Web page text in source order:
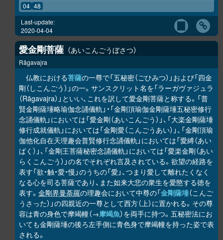
04 48
Last-update:
2020-04-04
愛金剛菩薩 あいこんごうぼさつ
Rāgavajra
仏教における菩薩の一尊で「五秘密（ごひみつ）」および「四金
剛（しこんごう）」の一。サンスクリット名を「ラーガヴァジュラ
（Rāgavajra）」といい、これを訳して愛金剛菩薩と称する。「普
賢金剛薩埵略瑜伽念誦儀軌」・「金剛頂瑜伽金剛薩埵五秘密修行
念誦儀軌」においては「愛金剛（あいこんごう）」、「大楽金剛薩埵
修行成就儀軌」においては「金剛愛（こんごうあい）」、「金剛頂瑜
伽他化自在天理趣会普賢修行念誦儀軌」においては「愛縛（あい
ばく）」、「金剛王菩薩秘密念誦儀軌」においては「愛楽金剛（あい
らくこんごう）」の名でそれぞれ言及されている。欲望の経路を
表す「欲・触・愛・慢」のうちの「愛」、つまり愛して離れたくなく
なる心を司る菩薩であり、また如来大悲の衆生を愛愍する徳を
表す。 金剛界曼荼羅の理趣会において中尊の「金剛薩埵（こんご
うさった）」の四親近の一尊として西方（上）に置かれる。その尊
容は青の身色で摩竭幢（→摩竭魚）を両手に持つ。五秘密法にお
いても金剛薩埵の後ろ左手側に青色身で摩竭幢を持った姿で表
される。